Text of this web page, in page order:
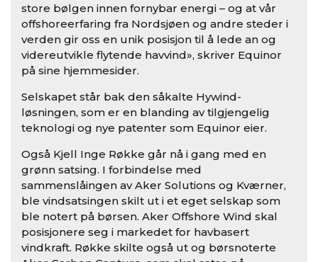
store bølgen innen fornybar energi – og at vår
offshoreerfaring fra Nordsjøen og andre steder i
verden gir oss en unik posisjon til å lede an og
videreutvikle flytende havvind», skriver Equinor
på sine hjemmesider.
Selskapet står bak den såkalte Hywind-
løsningen, som er en blanding av tilgjengelig
teknologi og nye patenter som Equinor eier.
Også Kjell Inge Røkke går nå i gang med en
grønn satsing. I forbindelse med
sammenslåingen av Aker Solutions og Kværner,
ble vindsatsingen skilt ut i et eget selskap som
ble notert på børsen. Aker Offshore Wind skal
posisjonere seg i markedet for havbasert
vindkraft. Røkke skilte også ut og børsnoterte